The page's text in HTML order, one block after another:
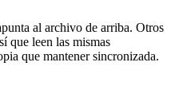
al archivo de arriba. Otros
que leen las mismas
que mantener sincronizada.